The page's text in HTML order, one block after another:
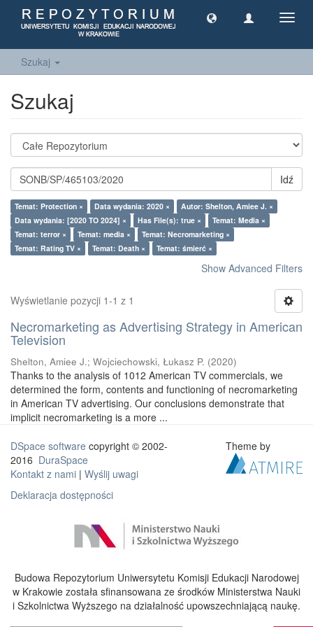
Szukaj
Szukaj
Idź
Temat: Protection × Data wydania: 2020 ×
Autor: Shelton, Amiee J. ×
Data wydania: [2020 TO 2024] ×
Has File(s): true ×
Temat: Media ×
Temat: terror ×
Temat: media ×
Temat: Necromarketing ×
Temat: Rating TV ×
Temat: Death × Temat: śmierć ×
Show Advanced Filters
Wyświetlanie pozycji 1-1 z 1
Necromarketing as Advertising Strategy in American
Television
Shelton, Amiee J.; Wojciechowski, Łukasz P. (2020)
Thanks to the analysis of 1012 American TV commercials, we
determined the form, contents and functioning of necromarketing
in American TV advertising. Our conclusions demonstrate that
implicit necromarketing is a more ...
DSpace software copyright © 2002-
2016 DuraSpace
Kontakt z nami | Wyślij uwagi
Deklaracja dostępności
Theme by
Budowa Repozytorium Uniwersytetu Komisji Edukacji Narodowej
w Krakowie została sfinansowana ze środków Ministerstwa Nauki
i Szkolnictwa Wyższego na działalność upowszechniającą naukę.